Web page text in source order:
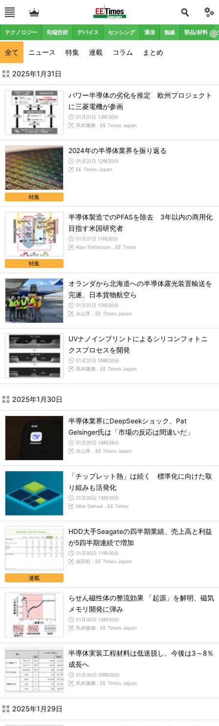
テクノロジー 先端技術 デバイス センシング 通信 無線 部品/材料
全て ニュース 特集 連載 コラム まとめ
2025年1月の記事一覧 - EE Times Japan
2025年1月31日
パワー半導体の劣化を推定 欧州プロジェクト
に三菱電機が参画
01月31日 13時30分
馬本隆綱，EE Times Japan
特集
2024年の半導体業界を振り返る
01月31日 12時30分
EE Times Japan
特集
半導体製造でのPFASを除去 3年以内の商用化
目指す米国研究者
01月31日 11時30分
Alan Patterson，EE Times
オランダから北海道への半導体露光装置輸送を
完遂、日本貨物航空ら
01月31日 10時30分
永山準，EE Times Japan
UVナノインプリントによるシリコンフォトニ
クスプロセスを開発
01月31日 09時30分
馬本隆綱，EE Times Japan
2025年1月30日
半導体業界にDeepSeekショック、Pat
Gelsinger氏は「市場の反応は間違いだ」
01月30日 16時36分
永山準，EE Times Japan
「チップレット熱」は続く 標準化に向けた取
り組みも活発化
01月30日 13時30分
Nitin Dahad，EE Times
連載
HDD大手Seagateの四半期業績、売上高と利益
が5四半期連続で増加
01月30日 11時30分
福田昭，EE Times Japan
らせん磁性体の整流効果 「起源」を解明、磁気
メモリ開発に弾み
01月30日 10時30分
馬本隆綱，EE Times Japan
半導体実装工程材料は低迷脱し、今後は3～8％
成長へ
01月30日 09時30分
馬本隆綱，EE Times Japan
2025年1月29日